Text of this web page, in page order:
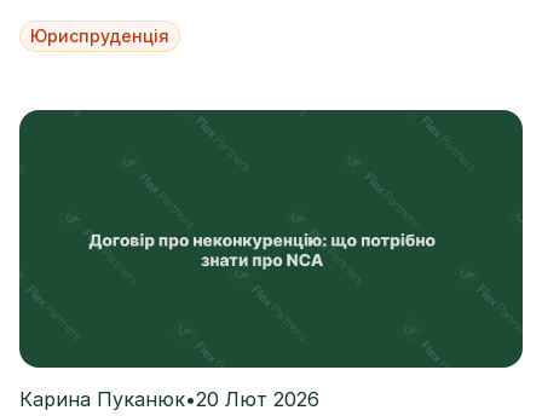
Юриспруденція
Карина Пуканюк•20 Лют 2026